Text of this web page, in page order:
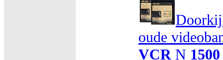
oude
VCR N 1500